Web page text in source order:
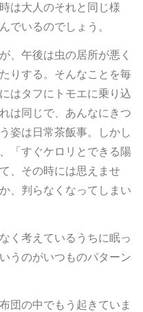
は大人のそれと同じ様
でいるのでしょう。
、午後は虫の居所が悪く
りする。そんなことを毎
はタフにトモエに乗り込
は同じで、あんなにきつ
姿は日常茶飯事。しかし
「すぐケロリとできる陽
、その時には思えませ
、判らなくなってしまい
く考えているうちに眠っ
うのがいつものパターン
団の中でもう起きていま